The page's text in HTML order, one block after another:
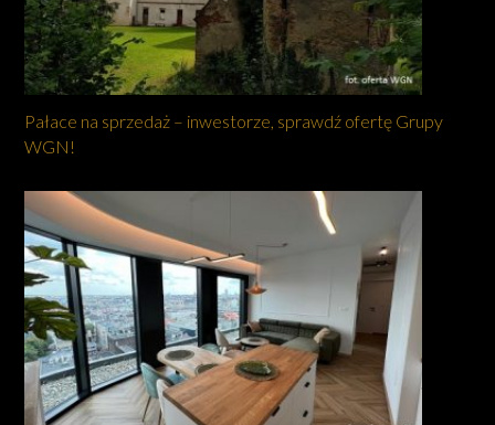
Pałace na sprzedaż – inwestorze, sprawdź ofertę Grupy
WGN!